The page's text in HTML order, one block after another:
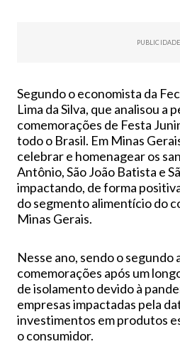
PUBLICIDADE
Segundo o economista da
Lima da Silva, que analisou a
comemorações de Festa
todo o Brasil. Em Minas
celebrar e homenagear os
Antônio, São João Batista e
impactando, de forma
do segmento alimentício do
Minas Gerais.
Nesse ano, sendo o segundo
comemorações após um
de isolamento devido à
empresas impactadas pela
investimentos em produtos
o consumidor.